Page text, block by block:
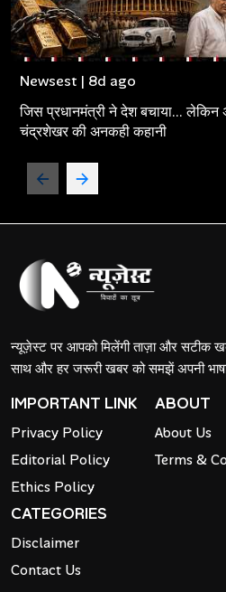
Newsest | 8d ago
जिस प्रधानमंत्री ने देश बचाया...
चंद्रशेखर की अनकही कहानी
न्यूज़ेस्ट पर आपको मिलेंगी ताज़ा और सटीक
साथ और हर जरूरी खबर को समझें अपनी
IMPORTANT LINK
Privacy Policy
Editorial Policy
Ethics Policy
ABOUT
About Us
Terms &
CATEGORIES
Disclaimer
Contact Us